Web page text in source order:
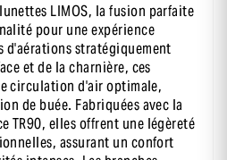
LIMOS, la fusion parfaite
pour une expérience
d'aérations stratégiquement
et de la charnière, ces
circulation d'air optimale,
de buée. Fabriquées avec la
TR90, elles offrent une légèreté
assurant un confort